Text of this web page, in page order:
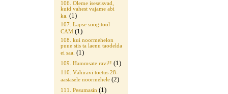
106. Oleme iseseisvad,
kuid vahest vajame abi
ka. (1)
107. Lapse söögitool
CAM (1)
108. kui noormehelon
puue siis ta laenu taodelda
ei saa. (1)
109. Hammsate ravi!! (1)
110. Vähiravi toetus 28-
aastasele noormehele (2)
111. Pesumasin (1)